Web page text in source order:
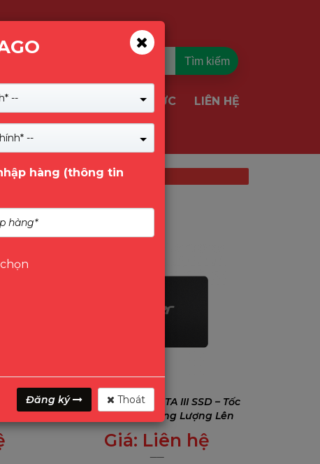
Tìm kiếm
& GIẢI PHÁP TIN TỨC LIÊN HỆ
SSD –
2TB
Acer RE100 2.5" SATA III SSD – Tốc
Độ 560 MB/s, Dung Lượng Lên
Đến 4TB
Giá: Liên hệ
0₫
--
--
hàng (thông tin
Đăng ký Thoát